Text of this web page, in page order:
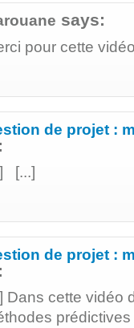
says:
pour cette
de projet :
[...]
de projet :
Dans cette vidéo